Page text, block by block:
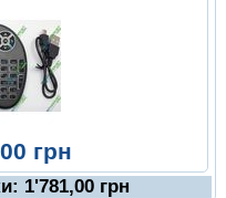
грн
1'781,00грн